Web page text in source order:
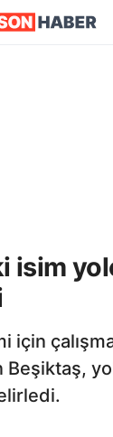
isim
için